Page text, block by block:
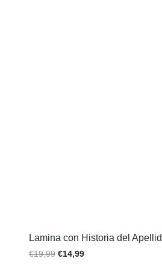
Lamina con Historia del
€19,99 €14,99